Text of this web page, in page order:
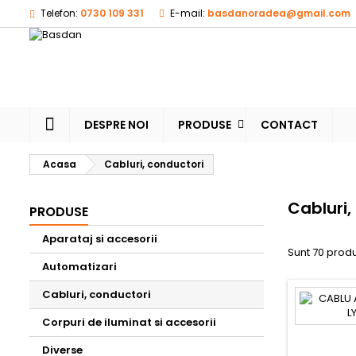
Telefon: 0730 109 331 E-mail: basdanoradea@gmail.com
DESPRE NOI PRODUSE CONTACT
Acasa Cabluri, conductori
PRODUSE
Aparataj si accesorii
Automatizari
Cabluri, conductori
Corpuri de iluminat si accesorii
Diverse
Sunt 70